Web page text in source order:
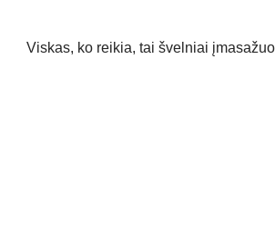
Viskas, ko reikia, tai švelniai